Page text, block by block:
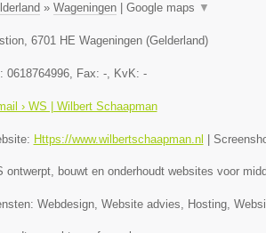
» Wageningen| Google maps ▼
, 6701 HE Wageningen(Gelderland)
0618764996, Fax: -, KvK: -
› WS | Wilbert Schaapman
Https://www.wilbertschaapman.nl
ontwerpt, bouwt en onderhoudt websites voor
Webdesign, Website advies, Hosting,